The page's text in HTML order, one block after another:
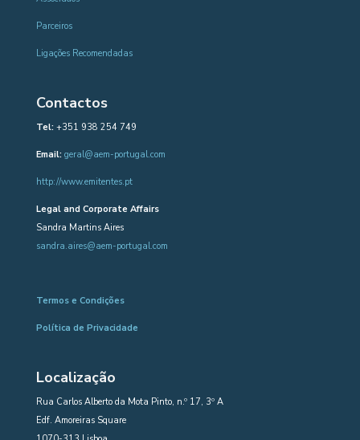
Parceiros
Ligações Recomendadas
Contactos
Tel:+351 938 254 749
Email: geral@aem-portugal.com
http://www.emitentes.pt
Legal and Corporate Affairs
Sandra Martins Aires
sandra.aires@aem-portugal.com
Termos e Condições
Política de Privacidade
Localização
Rua Carlos Alberto da Mota Pinto, n.º 17, 3º A
Edf. Amoreiras Square